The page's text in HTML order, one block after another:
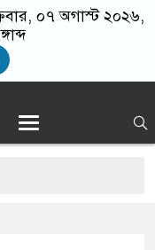
০৭ অগাস্ট ২০২৬,